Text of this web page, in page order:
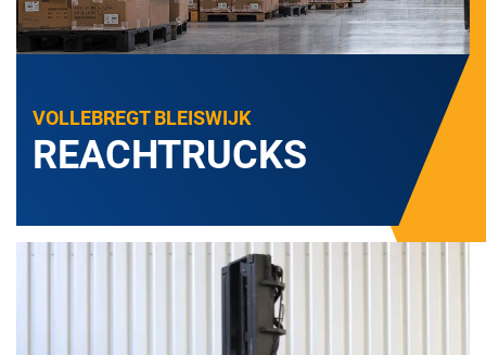
VOLLEBREGT BLEISWIJK
REACHTRUCKS